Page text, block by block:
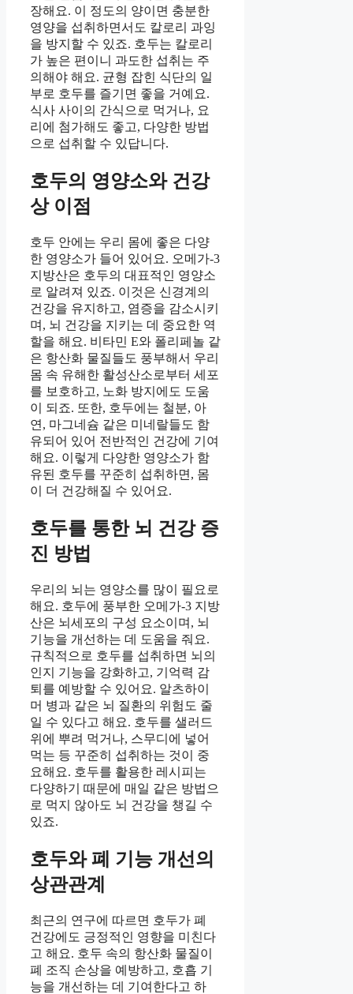
장해요. 이 정도의 양이면 충분한
영양을 섭취하면서도 칼로리 과잉
을 방지할 수 있죠. 호두는 칼로리
가 높은 편이니 과도한 섭취는 주
의해야 해요. 균형 잡힌 식단의 일
부로 호두를 즐기면 좋을 거예요.
식사 사이의 간식으로 먹거나, 요
리에 첨가해도 좋고, 다양한 방법
으로 섭취할 수 있답니다.
호두의 영양소와 건강
상 이점
호두 안에는 우리 몸에 좋은 다양
한 영양소가 들어 있어요. 오메가-3
지방산은 호두의 대표적인 영양소
로 알려져 있죠. 이것은 신경계의
건강을 유지하고, 염증을 감소시키
며, 뇌 건강을 지키는 데 중요한 역
할을 해요. 비타민 E와 폴리페놀 같
은 항산화 물질들도 풍부해서 우리
몸 속 유해한 활성산소로부터 세포
를 보호하고, 노화 방지에도 도움
이 되죠. 또한, 호두에는 철분, 아
연, 마그네슘 같은 미네랄들도 함
유되어 있어 전반적인 건강에 기여
해요. 이렇게 다양한 영양소가 함
유된 호두를 꾸준히 섭취하면, 몸
이 더 건강해질 수 있어요.
호두를 통한 뇌 건강 증
진 방법
우리의 뇌는 영양소를 많이 필요로
해요. 호두에 풍부한 오메가-3 지방
산은 뇌세포의 구성 요소이며, 뇌
기능을 개선하는 데 도움을 줘요.
규칙적으로 호두를 섭취하면 뇌의
인지 기능을 강화하고, 기억력 감
퇴를 예방할 수 있어요. 알츠하이
머 병과 같은 뇌 질환의 위험도 줄
일 수 있다고 해요. 호두를 샐러드
위에 뿌려 먹거나, 스무디에 넣어
먹는 등 꾸준히 섭취하는 것이 중
요해요. 호두를 활용한 레시피는
다양하기 때문에 매일 같은 방법으
로 먹지 않아도 뇌 건강을 챙길 수
있죠.
호두와 폐 기능 개선의
상관관계
최근의 연구에 따르면 호두가 폐
건강에도 긍정적인 영향을 미친다
고 해요. 호두 속의 항산화 물질이
폐 조직 손상을 예방하고, 호흡 기
능을 개선하는 데 기여한다고 하